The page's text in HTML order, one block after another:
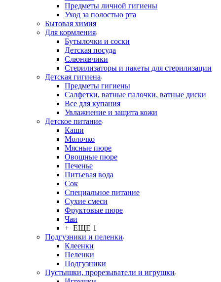
Предметы личной гигиены
Уход за полостью рта
Бытовая химия
Для кормления
Бутылочки и соски
Детская посуда
Слюнявчики
Стерилизаторы и пакеты для стерилизации
Детская гигиена
Предметы гигиены
Салфетки, ватные палочки, ватные диски
Все для купания
Увлажнение и защита кожи
Детское питание
Каши
Молочко
Мясные пюре
Овощные пюре
Печенье
Питьевая вода
Сок
Специальное питание
Сухие смеси
Фруктовые пюре
Чаи
+ ЕЩЕ 1
Подгузники и пеленки
Клеенки
Пеленки
Подгузники
Пустышки, прорезыватели и игрушки